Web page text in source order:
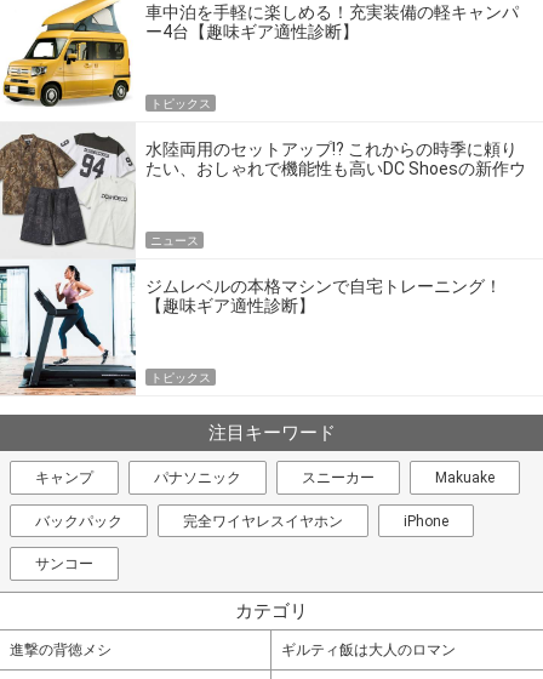
車中泊を手軽に楽しめる！充実装備の軽キャンパ
ー4台【趣味ギア適性診断】
トピックス
水陸両用のセットアップ!? これからの時季に頼り
たい、おしゃれで機能性も高いDC Shoesの新作ウ
ニュース
ジムレベルの本格マシンで自宅トレーニング！
【趣味ギア適性診断】
トピックス
注目キーワード
キャンプ パナソニック スニーカー Makuake
バックパック 完全ワイヤレスイヤホン iPhone
サンコー
カテゴリ
進撃の背徳メシ ギルティ飯は大人のロマン